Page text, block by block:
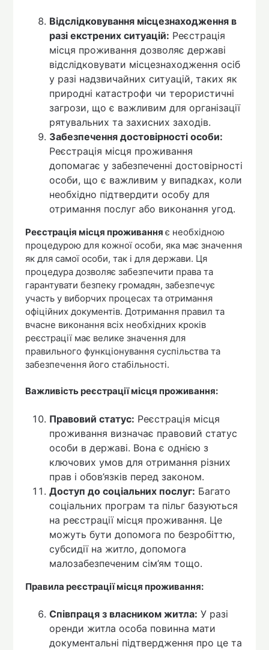
Відслідковування місцезнаходження в
разі екстрених ситуацій: Реєстрація
місця проживання дозволяє державі
відслідковувати місцезнаходження осіб
у разі надзвичайних ситуацій, таких як
природні катастрофи чи терористичні
загрози, що є важливим для організації
рятувальних та захисних заходів.
Забезпечення достовірності особи:
Реєстрація місця проживання
допомагає у забезпеченні достовірності
особи, що є важливим у випадках, коли
необхідно підтвердити особу для
отримання послуг або виконання угод.
Реєстрація місця проживанняє необхідною
процедурою для кожної особи, яка має значення
як для самої особи, так і для держави. Ця
процедура дозволяє забезпечити права та
гарантувати безпеку громадян, забезпечує
участь у виборчих процесах та отримання
офіційних документів. Дотримання правил та
вчасне виконання всіх необхідних кроків
реєстрації має велике значення для
правильного функціонування суспільства та
забезпечення його стабільності.
Важливість реєстрації місця проживання:
Правовий статус: Реєстрація місця
проживання визначає правовий статус
особи в державі. Вона є однією з
ключових умов для отримання різних
прав і обов’язків перед законом.
Доступ до соціальних послуг: Багато
соціальних програм та пільг базуються
на реєстрації місця проживання. Це
можуть бути допомога по безробіттю,
субсидії на житло, допомога
малозабезпеченим сім’ям тощо.
Правила реєстрації місця проживання:
Співпраця з власником житла: У разі
оренди житла особа повинна мати
документальні підтвердження про це та